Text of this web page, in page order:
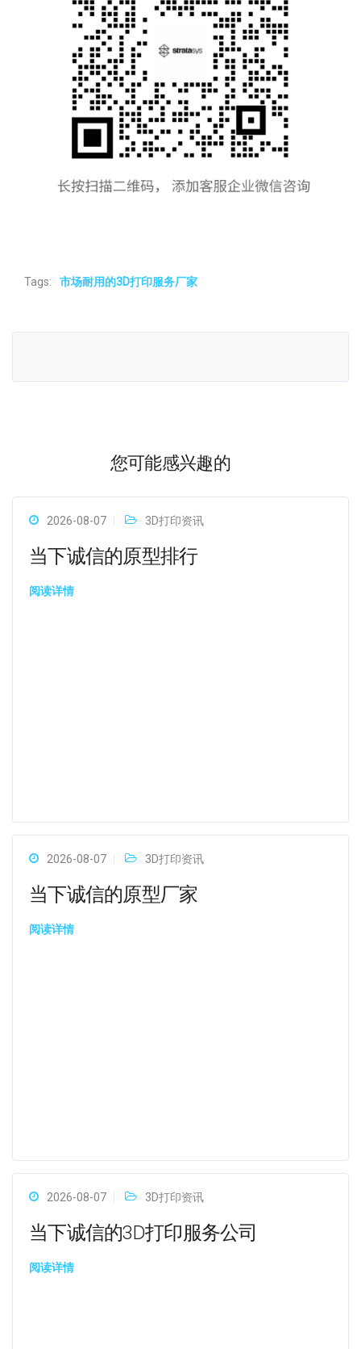
Tags: 市场耐用的3D打印服务厂家
您可能感兴趣的
2026-08-07 3D打印资讯
当下诚信的原型排行
阅读详情
2026-08-07 3D打印资讯
当下诚信的原型厂家
阅读详情
2026-08-07 3D打印资讯
当下诚信的3D打印服务公司
阅读详情